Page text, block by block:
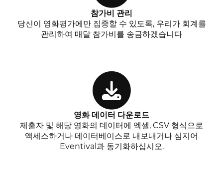
참가비 관리
당신이 영화평가에만 집중할 수 있도록, 우리가 회계를
관리하여 매달 참가비를 송금하겠습니다
영화 데이터 다운로드
제출자 및 해당 영화의 데이터에 엑셀, CSV 형식으로
액세스하거나 데이터베이스로 내보내거나 심지어
Eventival과 동기화하십시오.